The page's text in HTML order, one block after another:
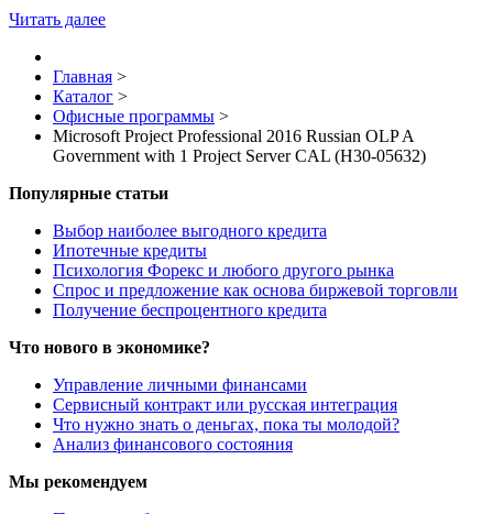
Читать далее
Главная >
Каталог >
Офисные программы >
Microsoft Project Professional 2016 Russian OLP A
Government with 1 Project Server CAL (H30-05632)
Популярные статьи
Выбор наиболее выгодного кредита
Ипотечные кредиты
Психология Форекс и любого другого рынка
Спрос и предложение как основа биржевой торговли
Получение беспроцентного кредита
Что нового в экономике?
Управление личными финансами
Сервисный контракт или русская интеграция
Что нужно знать о деньгах, пока ты молодой?
Анализ финансового состояния
Мы рекомендуем